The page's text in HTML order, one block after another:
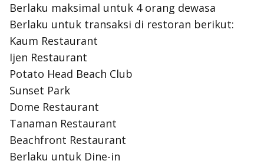
Berlaku maksimal untuk 4 orang dewasa
Berlaku untuk transaksi di restoran berikut:
Kaum Restaurant
Ijen Restaurant
Potato Head Beach Club
Sunset Park
Dome Restaurant
Tanaman Restaurant
Beachfront Restaurant
Berlaku untuk Dine-in